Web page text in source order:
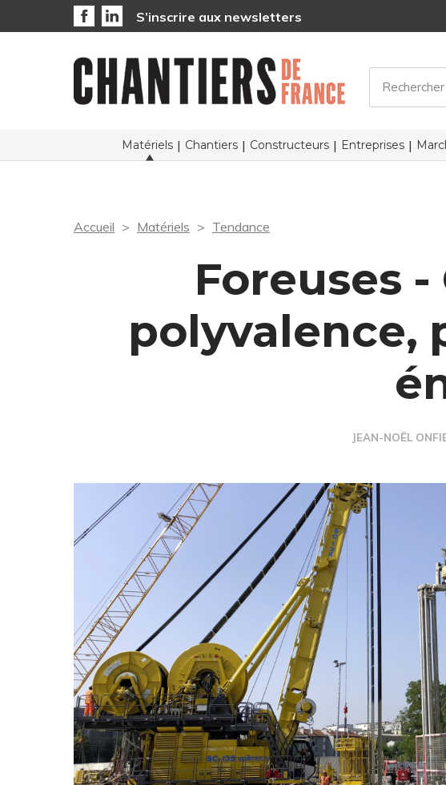
S’inscrire aux newsletters
Matériels Chantiers Constructeurs Entreprises
Accueil Matériels Tendance
Foreuses
polyvalence,
JEAN-NOËL